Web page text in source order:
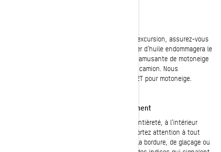
À vérifier à chaque sortie. Avant de partir en excursion, assurez-vous
de mettre l’huile à injection à niveau. Manquer d’huile endommagera le
moteur et risque de transformer une journée amusante de motoneige
en longue randonnée de retour jusqu’à votre camion. Nous
recommandons toujours l’huile synthétique 2T pour motoneige.
Tension et état de la courroie d’entraînement
et examinez-la dans son entièreté, à l’intérieur
comme à l’extérieur, à l’affût de dommages. Portez attention à tout
signe de séparation, d’effilochage le long de la bordure, de glaçage ou